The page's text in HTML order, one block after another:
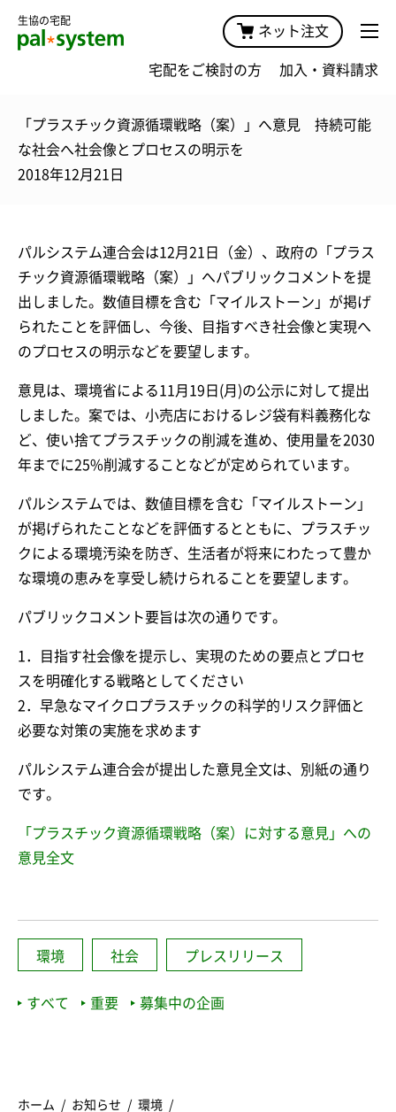
生協の宅配
ネット注文
宅配をご検討の方 加入・資料請求
「プラスチック資源循環戦略（案）」へ意見 持続可能
な社会へ社会像とプロセスの明示を
2018年12月21日
パルシステム連合会は12月21日（金）、政府の「プラス
チック資源循環戦略（案）」へパブリックコメントを提
出しました。数値目標を含む「マイルストーン」が掲げ
られたことを評価し、今後、目指すべき社会像と実現へ
のプロセスの明示などを要望します。
意見は、環境省による11月19日(月)の公示に対して提出
しました。案では、小売店におけるレジ袋有料義務化な
ど、使い捨てプラスチックの削減を進め、使用量を2030
年までに25%削減することなどが定められています。
パルシステムでは、数値目標を含む「マイルストーン」
が掲げられたことなどを評価するとともに、プラスチッ
クによる環境汚染を防ぎ、生活者が将来にわたって豊か
な環境の恵みを享受し続けられることを要望します。
パブリックコメント要旨は次の通りです。
1．目指す社会像を提示し、実現のための要点とプロセ
スを明確化する戦略としてください
2．早急なマイクロプラスチックの科学的リスク評価と
必要な対策の実施を求めます
パルシステム連合会が提出した意見全文は、別紙の通り
です。
「プラスチック資源循環戦略（案）に対する意見」への
意見全文
環境 社会 プレスリリース
すべて 重要 募集中の企画
ホーム お知らせ
環境